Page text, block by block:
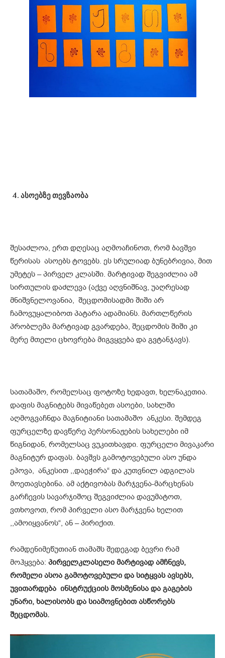
ასოებზე თევზაობა
შესაძლოა, ერთ დღესაც აღმოაჩინოთ, რომ ბავშვი
წერისას ასოებს ტოვებს. ეს სრულიად ბუნებრივია, მით
უმეტეს – პირველ კლასში. მარტივად შეგვიძლია ამ
სირთულის დაძლევა (აქვე აღვნიშნავ, უაღრესად
მნიშვნელოვანია, შეცდომისადმი შიში არ
ჩამოვუყალიბოთ პატარა ადამიანს. მართლწერის
პრობლემა მარტივად გვარდება, შეცდომის შიში კი
მერე მთელი ცხოვრება მიგვყვება და გვტანჯავს).
სათამაშო, რომელსაც ფოტოზე ხედავთ, ხელნაკეთია.
დაფის მაგნიტებს მივაწებეთ ასოები, სახლში
აღმოგვაჩნდა მაგნიტიანი სათამაშო ანკესი. შემდეგ
ფურცელზე დავწერე პერსონაჟების სახელები იმ
წიგნიდან, რომელსაც ვუკითხავდი. ფურცელი მივაკარი
მაგნიტურ დაფას. ბავშვს გამოტოვებული ასო უნდა
ეპოვა, ანკესით ,,დაეჭირა“ და კუთვნილ ადგილას
მოეთავსებინა. ამ აქტივობას მარჯვენა-მარცხენას
გარჩევის სავარჯიშოც შეგვიძლია დავუმატოთ,
ვთხოვოთ, რომ პირველი ასო მარჯვენა ხელით
,,ამოიყვანოს“, ან – პირიქით.
რამდენიმეწუთიან თამაშს შედეგად ბევრი რამ
მოჰყვება: პირველკლასელი მარტივად ამჩნევს,
რომელი ასოა გამოტოვებული და სიტყვას ავსებს,
უვითარდება ინსტრუქციის მოსმენისა და გაგების
უნარი, ხალისობს და სიამოვნებით ასწორებს
შეცდომას.